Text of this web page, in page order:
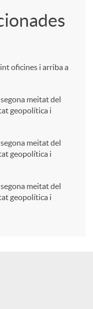
oficines i arriba a
meitat del
geopolítica i
meitat del
geopolítica i
meitat del
geopolítica i